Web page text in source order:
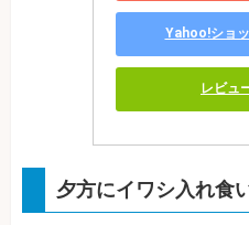
Yahoo!ショ
レビュ
夕方にイワシ入れ食